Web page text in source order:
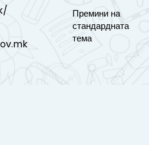
Премини на
стандардната
тема